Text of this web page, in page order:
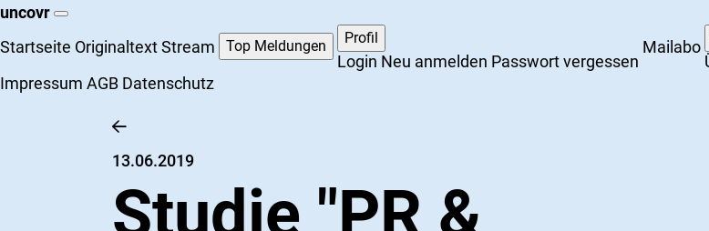
uncovr
Startseite Originaltext Stream Top Meldungen Profil
Login Neu anmelden Passwort vergessen
Mailabo
Impressum AGB Datenschutz
13.06.2019
Studie "PR &